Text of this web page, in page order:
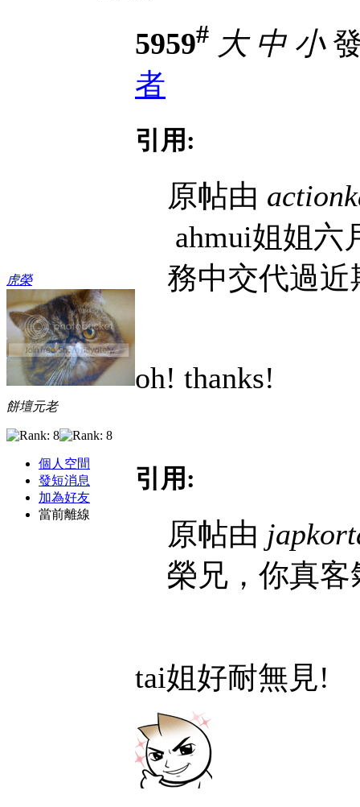
虎榮
餅壇元老
個人空間
發短消息
加為好友
當前離線
5959# 大 中 小
者
引用:
原帖由
ahmui姐姐六
務中交代過近
oh! thanks!
引用:
原帖由
榮兄，你真客
tai姐好耐無見!